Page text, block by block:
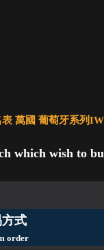
表 萬國 葡萄牙系列
which wish to
式
order